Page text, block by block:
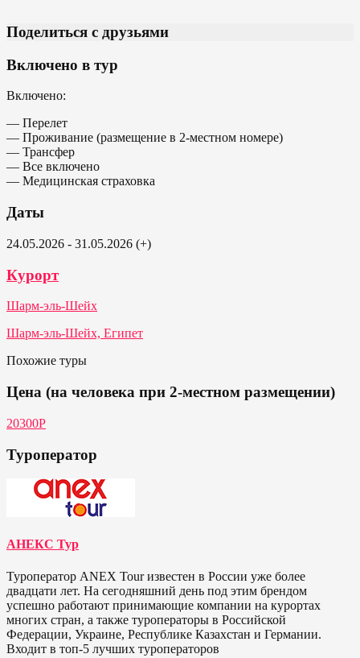
Поделиться с друзьями
Включено в тур
Включено:
— Перелет
— Проживание (размещение в 2-местном номере)
— Трансфер
— Все включено
— Медицинская страховка
Даты
24.05.2026 - 31.05.2026 (+)
Курорт
Шарм-эль-Шейх
Шарм-эль-Шейх, Египет
Похожие туры
Цена (на человека при 2-местном размещении)
20300P
Туроператор
АНЕКС Тур
Туроператор ANEX Tour известен в России уже более
двадцати лет. На сегодняшний день под этим брендом
успешно работают принимающие компании на курортах
многих стран, а также туроператоры в Российской
Федерации, Украине, Республике Казахстан и Германии.
Входит в топ-5 лучших туроператоров